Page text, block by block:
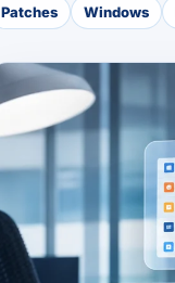
Patches Windows